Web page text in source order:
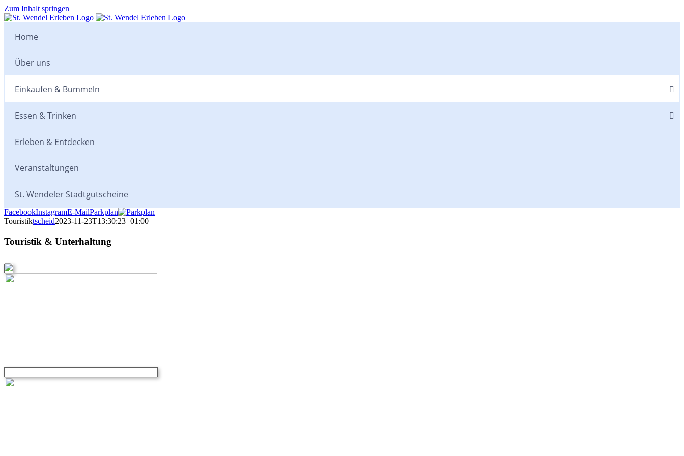
Zum Inhalt springen
Home
Über uns
Einkaufen & Bummeln
Essen & Trinken
Erleben & Entdecken
Veranstaltungen
St. Wendeler Stadtgutscheine
FacebookInstagramE-MailParkplan
Touristiktscheid2023-11-23T13:30:23+01:00
Touristik & Unterhaltung